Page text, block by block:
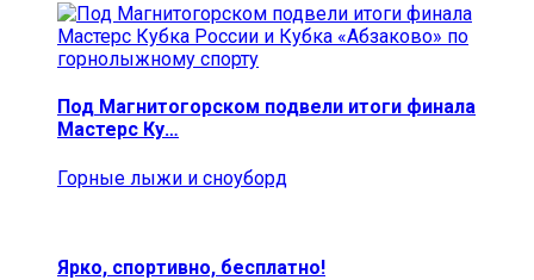
Под Магнитогорском подвели итоги финала
Мастерс Ку…
Горные лыжи и сноуборд
Ярко, спортивно, бесплатно!